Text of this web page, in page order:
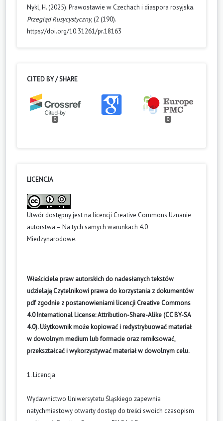
Nykl, H. (2025). Prawosławie w Czechach i diaspora rosyjska.
Przegląd Rusycystyczny, (2 (190).
https://doi.org/10.31261/pr.18163
CITED BY / SHARE
0 0
LICENCJA
Utwór dostępny jest na licencji Creative Commons Uznanie
autorstwa – Na tych samych warunkach 4.0
Miedzynarodowe.
Właściciele praw autorskich do nadesłanych tekstów
udzielają Czytelnikowi prawa do korzystania z dokumentów
pdf zgodnie z postanowieniami licencji Creative Commons
4.0 International License: Attribution-Share-Alike (CC BY-SA
4.0). Użytkownik może kopiować i redystrybuować materiał
w dowolnym medium lub formacie oraz remiksować,
przekształcać i wykorzystywać materiał w dowolnym celu.
1. Licencja
Wydawnictwo Uniwersytetu Śląskiego zapewnia
natychmiastowy otwarty dostęp do treści swoich czasopism